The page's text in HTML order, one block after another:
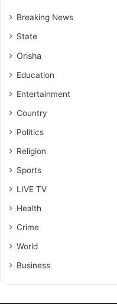
Breaking News
State
Orisha
Education
Entertainment
Country
Politics
Religion
Sports
LIVE TV
Health
Crime
World
Business